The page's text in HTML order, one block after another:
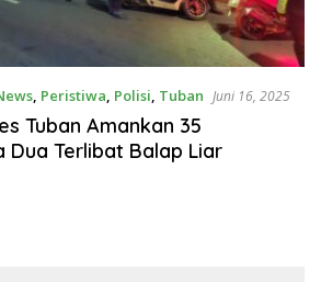
, Peristiwa, Polisi, Tuban Juni 16, 2025
Tuban Amankan 35
Dua Terlibat Balap Liar